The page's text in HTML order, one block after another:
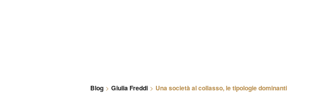
Blog Giulia Freddi Una società al collasso, le tipologie dominanti